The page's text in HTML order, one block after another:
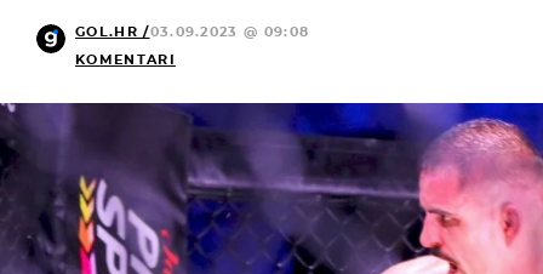
GOL.HR /03.09.2023 @ 09:08
KOMENTARI